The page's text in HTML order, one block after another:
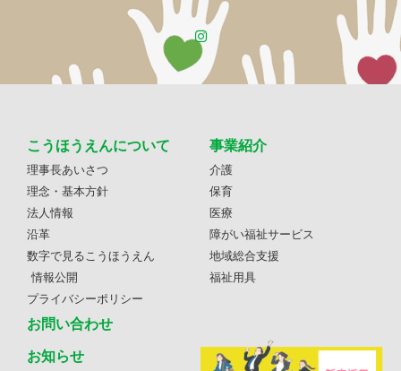
こうほうえんについて
理事長あいさつ
理念・基本方針
法人情報
沿革
数字で見るこうほうえん
情報公開
プライバシーポリシー
お問い合わせ
事業紹介
介護
保育
医療
障がい福祉サービス
地域総合支援
福祉用具
お知らせ